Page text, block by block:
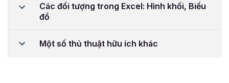
Các đối tượng trong Excel: Hình khối, Biểu
đồ
Một số thủ thuật hữu ích khác